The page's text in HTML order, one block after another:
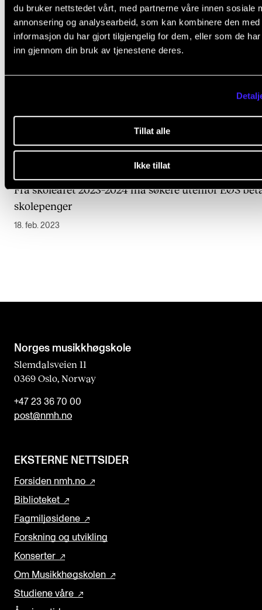
du bruker nettstedet vårt, med partnerne våre innen sosiale
annonsering og analysearbeid, som kan kombinere den med
informasjon du har gjort tilgjengelig for dem, eller som de
inn gjennom din bruk av tjenestene deres.
Tillat alle
Ikke tillat
Fra skoleåret 2023–2024 må søkere utenfor EØS
skolepenger
18. feb. 2023
Norges musikk­høgskole
Slemdalsveien 11
0369 Oslo, Norway
+47 23 36 70 00
post@nmh.no
EKSTERNE NETTSIDER
Forsiden nmh.no
Biblioteket
Fagmiljøsidene
Forskning og utvikling
Konserter
Om Musikkhøgskolen
Studiene våre